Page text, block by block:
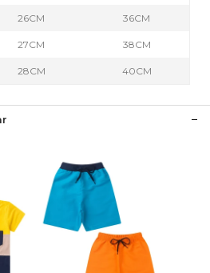
26CM 36CM
27CM 38CM
28CM 40CM